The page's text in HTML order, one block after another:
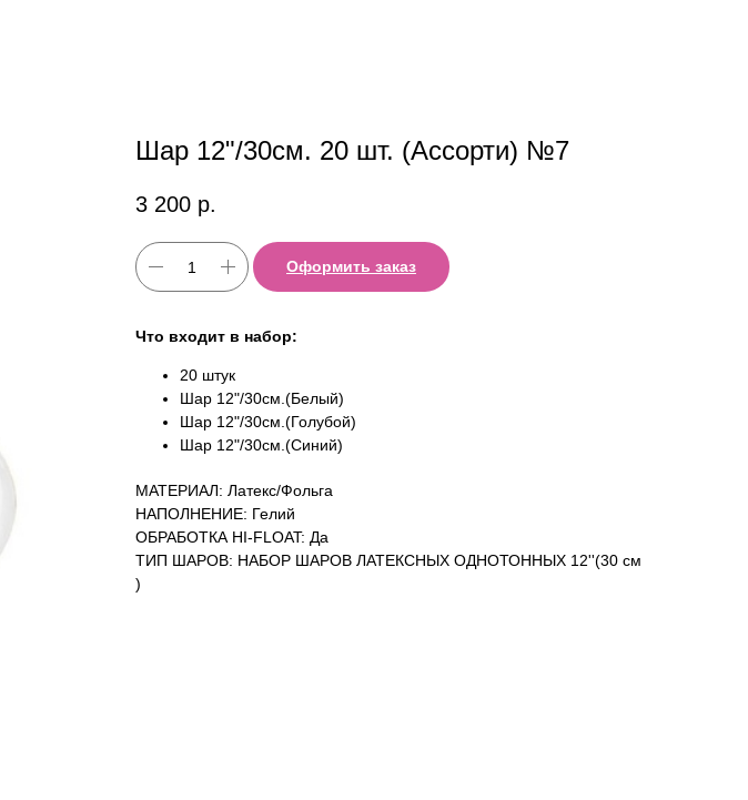
Шар 12"/30см. 20 шт. (Ассорти) №7
3 200 р.
Оформить заказ
Что входит в набор:
20 штук
Шар 12"/30см.(Белый)
Шар 12"/30см.(Голубой)
Шар 12"/30см.(Синий)
МАТЕРИАЛ: Латекс/Фольга
НАПОЛНЕНИЕ: Гелий
ОБРАБОТКА HI-FLOAT: Да
ТИП ШАРОВ: НАБОР ШАРОВ ЛАТЕКСНЫХ ОДНОТОННЫХ 12''(30 см
)